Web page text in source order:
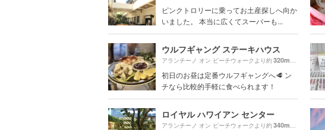
ピンクトロリーに乗ってお土産探しへ向か
いました。 本当に広くてスーパーも...
ウルフギャング ステーキハウス
アランチーノ オン ビーチウォークより約320m （徒歩6分）
初日のお昼は定番ウルフギャングへ🥩 ン
チなら比較的手軽に食べられます！
ロイヤル ハワイアン センター
アランチーノ オン ビーチウォークより約340m （徒歩6分）